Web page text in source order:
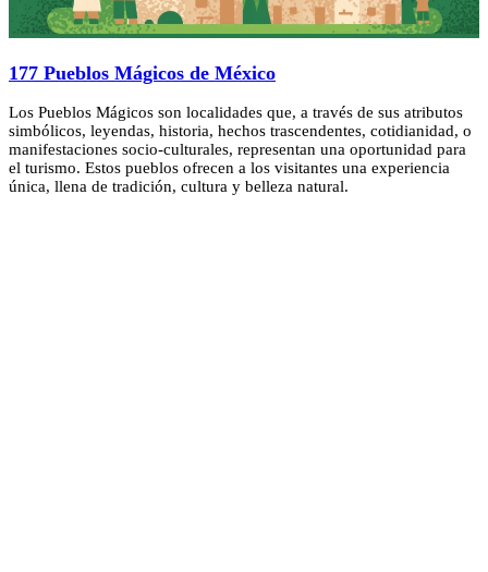
177 Pueblos Mágicos de México
Los Pueblos Mágicos son localidades que, a través de sus atributos
simbólicos, leyendas, historia, hechos trascendentes, cotidianidad, o
manifestaciones socio-culturales, representan una oportunidad para
el turismo. Estos pueblos ofrecen a los visitantes una experiencia
única, llena de tradición, cultura y belleza natural.